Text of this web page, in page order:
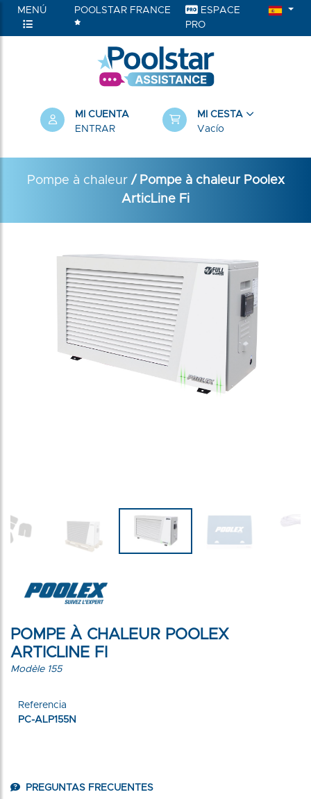
MENÚ POOLSTAR FRANCE
ESPACE
PRO
MI CUENTA
ENTRAR
MI CESTA
Vacío
Pompe à chaleur/ Pompe à chaleur Poolex
ArticLine Fi
POMPE À CHALEUR POOLEX
ARTICLINE FI
Modèle 155
Referencia
PC-ALP155N
PREGUNTAS FRECUENTES